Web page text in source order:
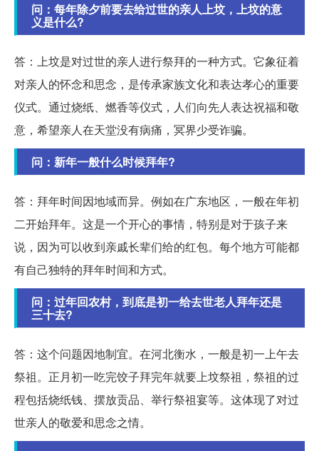
问：每年除夕前要去给过世的亲人上坟，上坟的意
义是什么?
答：上坟是对过世的亲人进行祭拜的一种方式。它象征着
对亲人的怀念和思念，是传承家族文化和表达孝心的重要
仪式。通过烧纸、燃香等仪式，人们向先人表达祝福和敬
意，希望亲人在天堂没有病痛，冥界少受诈骗。
问：新年一般什么时候拜年?
答：拜年时间因地域而异。例如在广东地区，一般在年初
二开始拜年。这是一个开心的事情，特别是对于孩子来
说，因为可以收到亲戚长辈们给的红包。每个地方可能都
有自己独特的拜年时间和方式。
问：过年回农村，到底是初一给去世老人拜年还是
三十去?
答：这个问题因地制宜。在河北衡水，一般是初一上午去
祭祖。正月初一吃完饺子拜完年就要上坟祭祖，祭祖的过
程包括烧纸钱、摆放贡品、举行祭祖宴等。这体现了对过
世亲人的敬爱和思念之情。